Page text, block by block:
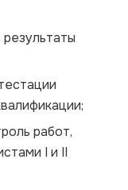
работ,
I и II